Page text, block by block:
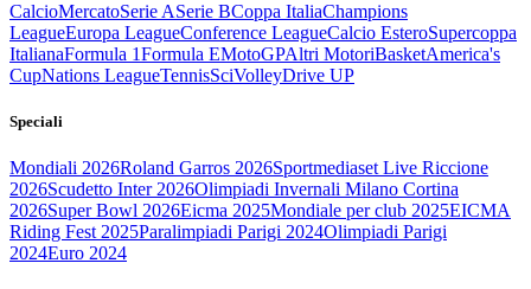
CalcioMercatoSerie ASerie BCoppa ItaliaChampions
LeagueEuropa LeagueConference LeagueCalcio EsteroSupercoppa
ItalianaFormula 1Formula EMotoGPAltri MotoriBasketAmerica's
CupNations LeagueTennisSciVolleyDrive UP
Speciali
Mondiali 2026Roland Garros 2026Sportmediaset Live Riccione
2026Scudetto Inter 2026Olimpiadi Invernali Milano Cortina
2026Super Bowl 2026Eicma 2025Mondiale per club 2025EICMA
Riding Fest 2025Paralimpiadi Parigi 2024Olimpiadi Parigi
2024Euro 2024